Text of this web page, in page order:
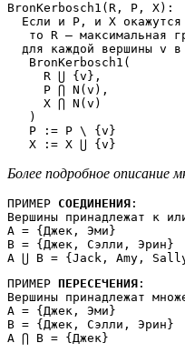
BronKerbosch1(R, P, X):
Если и P, и X окажутся
то R — максимальная
для каждой вершины v в
   BronKerbosch1(
     R ⋃ {v},
     P ⋂ N(v),
     X ⋂ N(v)
   )
   P := P \ {v}
   X := X ⋃ {v}
Более подробное описание
ПРИМЕР СОЕДИНЕНИЯ :
Вершины принадлежат к
A = {Джек, Эми}
B = {Джек, Сэлли, Эрин}
A ⋃ B = {Jack, Amy,
ПРИМЕР ПЕРЕСЕЧЕНИЯ :
Вершины принадлежат
A = {Джек, Эми}
B = {Джек, Сэлли, Эрин}
A ⋂ B = {Джек}